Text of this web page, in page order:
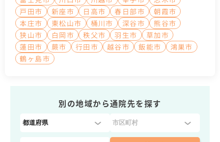
戸田市
新座市 日高市 春日部市
朝霞市
本庄市
東松山市 桶川市 深谷市
熊谷市
狭山市
白岡市 秩父市 羽生市
草加市
蓮田市
蕨市 行田市 越谷市 飯能市
鴻巣市
鶴ヶ島市
別の地域から通院先を探す
都